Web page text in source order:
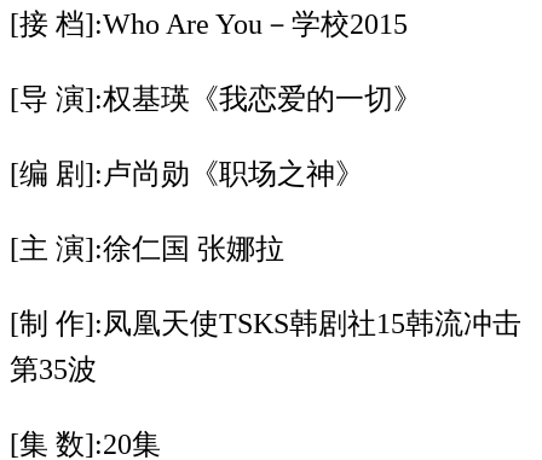
[接 档]:Who Are You－学校2015
[导 演]:权基瑛《我恋爱的一切》
[编 剧]:卢尚勋《职场之神》
[主 演]:徐仁国 张娜拉
[制 作]:凤凰天使TSKS韩剧社15韩流冲击
第35波
[集 数]:20集